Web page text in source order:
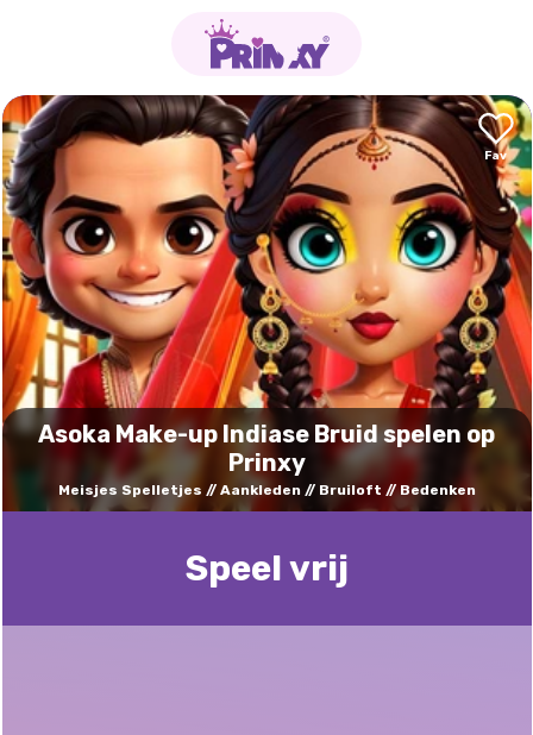
Asoka Make-up Indiase Bruid spelen op
Prinxy
Meisjes Spelletjes Aankleden Bruiloft Bedenken
Speel vrij